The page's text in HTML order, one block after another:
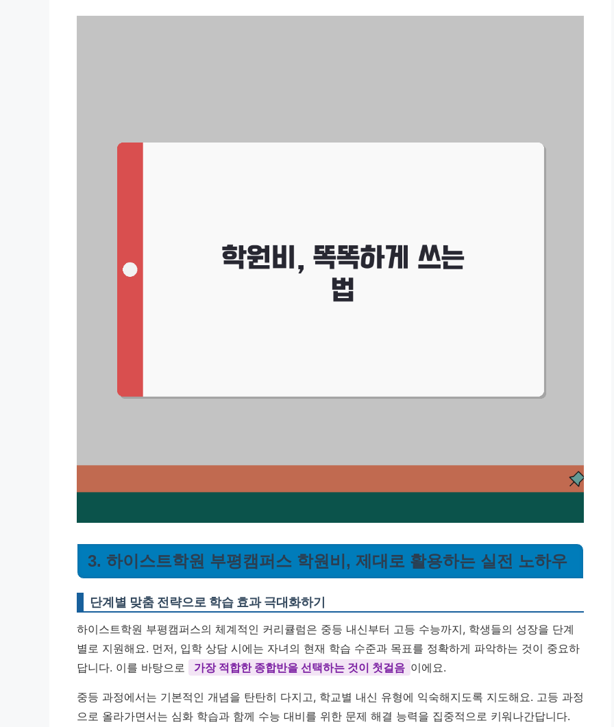
3. 하이스트학원 부평캠퍼스 학원비, 제대로 활용하는 실전 노하우
단계별 맞춤 전략으로 학습 효과 극대화하기
하이스트학원 부평캠퍼스의 체계적인 커리큘럼은 중등 내신부터 고등 수능까지, 학생들의 성장을 단계
별로 지원해요. 먼저, 입학 상담 시에는 자녀의 현재 학습 수준과 목표를 정확하게 파악하는 것이 중요하
답니다. 이를 바탕으로
가장 적합한 종합반을 선택하는 것이 첫걸음 이에요.
중등 과정에서는 기본적인 개념을 탄탄히 다지고, 학교별 내신 유형에 익숙해지도록 지도해요. 고등 과정
으로 올라가면서는 심화 학습과 함께 수능 대비를 위한 문제 해결 능력을 집중적으로 키워나간답니다.